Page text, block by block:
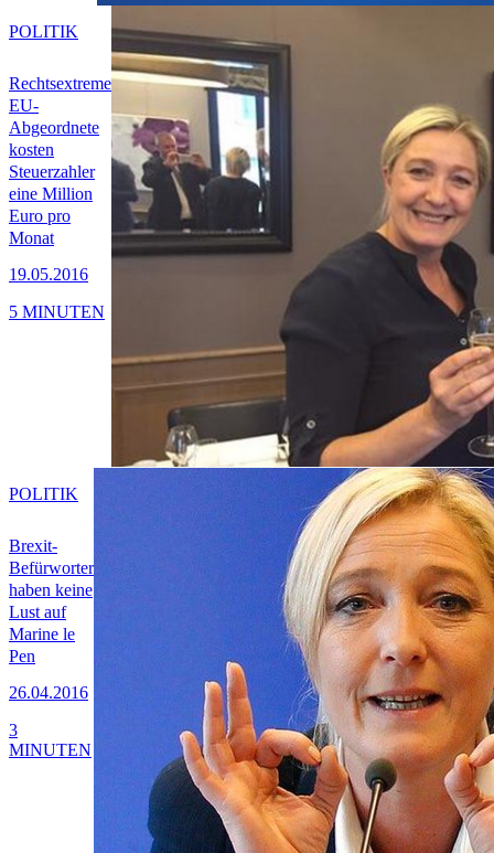
Rechtsextreme
EU-
Abgeordnete
kosten
Steuerzahler
eine Million
Euro pro
Monat
19.05.2016
POLITIK
5 MINUTEN
Brexit-
Befürworter
haben keine
Lust auf
Marine le
Pen
26.04.2016
POLITIK
3
MINUTEN